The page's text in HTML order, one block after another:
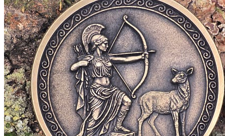
Anmelden
Warenkorb /0,00€ 0
Es befinden sich keine Produkte im Warenkorb.
Zurück zum Shop
0
Warenkorb